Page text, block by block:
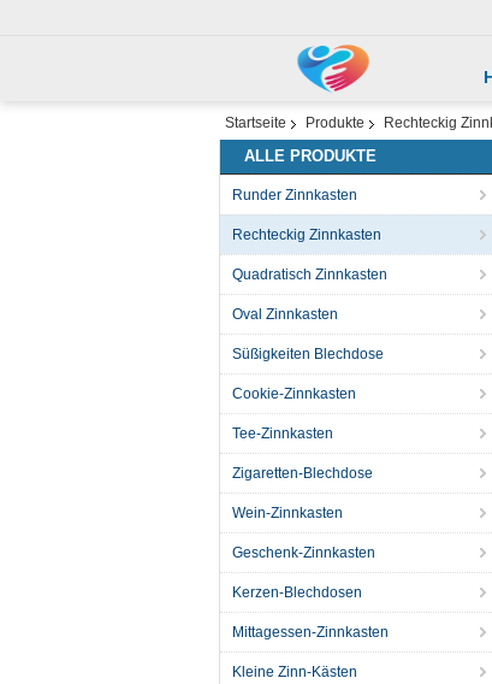
Startseite Produkte Rechteckig
ALLE PRODUKTE
Runder Zinnkasten
Rechteckig Zinnkasten
Quadratisch Zinnkasten
Oval Zinnkasten
Süßigkeiten Blechdose
Cookie-Zinnkasten
Tee-Zinnkasten
Zigaretten-Blechdose
Wein-Zinnkasten
Geschenk-Zinnkasten
Kerzen-Blechdosen
Mittagessen-Zinnkasten
Kleine Zinn-Kästen